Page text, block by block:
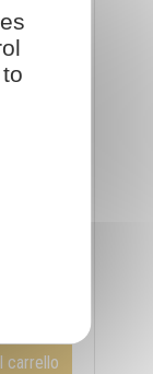
carrello